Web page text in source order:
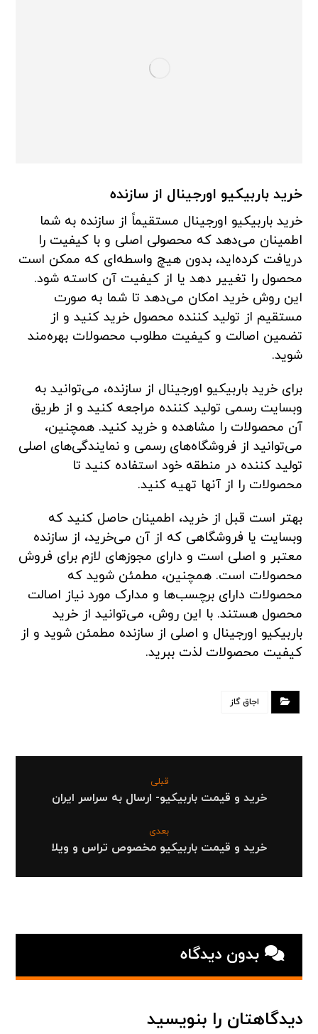
خرید باربیکیو اورجینال از سازنده
خرید باربیکیو اورجینال مستقیماً از سازنده به شما
اطمینان می‌دهد که محصولی اصلی و با کیفیت را
دریافت کرده‌اید، بدون هیچ واسطه‌ای که ممکن است
محصول را تغییر دهد یا از کیفیت آن کاسته شود.
این روش خرید امکان می‌دهد تا شما به صورت
مستقیم از تولید کننده محصول خرید کنید و از
تضمین اصالت و کیفیت مطلوب محصولات بهره‌مند
شوید.
برای خرید باربیکیو اورجینال از سازنده، می‌توانید به
وبسایت رسمی تولید کننده مراجعه کنید و از طریق
آن محصولات را مشاهده و خرید کنید. همچنین،
می‌توانید از فروشگاه‌های رسمی و نمایندگی‌های اصلی
تولید کننده در منطقه خود استفاده کنید تا
محصولات را از آنها تهیه کنید.
بهتر است قبل از خرید، اطمینان حاصل کنید که
وبسایت یا فروشگاهی که از آن می‌خرید، از سازنده
معتبر و اصلی است و دارای مجوزهای لازم برای فروش
محصولات است. همچنین، مطمئن شوید که
محصولات دارای برچسب‌ها و مدارک مورد نیاز اصالت
محصول هستند. با این روش، می‌توانید از خرید
باربیکیو اورجینال و اصلی از سازنده مطمئن شوید و از
کیفیت محصولات لذت ببرید.
اجاق گاز
قبلی
خرید و قیمت باربیکیو- ارسال به سراسر ایران
بعدی
خرید و قیمت باربیکیو مخصوص تراس و ویلا
بدون دیدگاه
دیدگاهتان را بنویسید